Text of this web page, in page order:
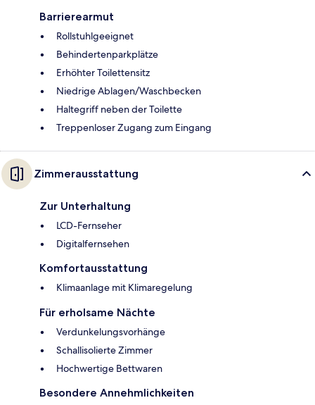
Barrierearmut
Rollstuhlgeeignet
Behindertenparkplätze
Erhöhter Toilettensitz
Niedrige Ablagen/Waschbecken
Haltegriff neben der Toilette
Treppenloser Zugang zum Eingang
Zimmerausstattung
Zur Unterhaltung
LCD-Fernseher
Digitalfernsehen
Komfortausstattung
Klimaanlage mit Klimaregelung
Für erholsame Nächte
Verdunkelungsvorhänge
Schallisolierte Zimmer
Hochwertige Bettwaren
Besondere Annehmlichkeiten